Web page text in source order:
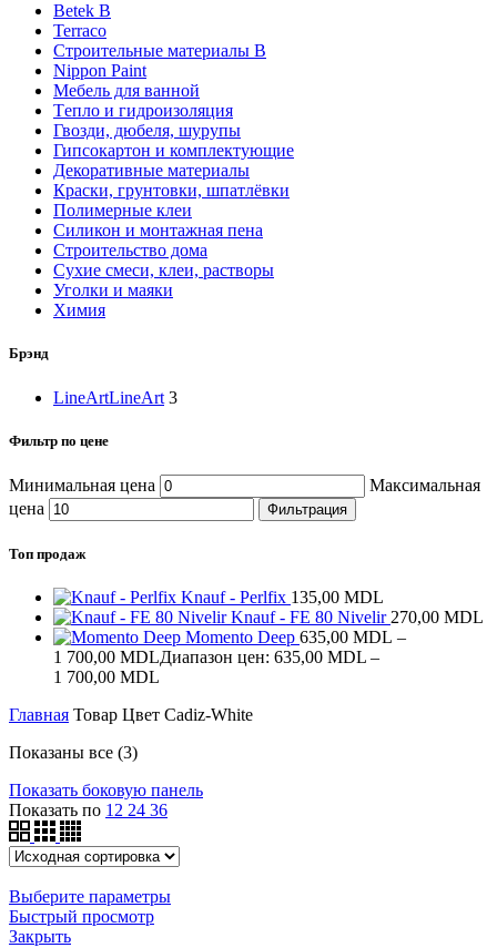
Betek B
Terraco
Строительные материалы В
Nippon Paint
Мебель для ванной
Tепло и гидроизоляция
Гвозди, дюбеля, шурупы
Гипсокартон и комплектующие
Декоративные материалы
Краски, грунтовки, шпатлёвки
Полимерные клеи
Силикон и монтажная пена
Строительство дома
Сухие смеси, клеи, растворы
Уголки и маяки
Химия
Брэнд
LineArtLineArt 3
Фильтр по цене
Минимальная цена
Максимальная
цена
Фильтрация
Топ продаж
Knauf - Perlfix 135,00 MDL
Knauf - FE 80 Nivelir 270,00 MDL
Momento Deep 635,00 MDL –
1 700,00 MDLДиапазон цен: 635,00 MDL –
1 700,00 MDL
Главная Товар Цвет Cadiz-White
Показаны все (3)
Показать боковую панель
Показать по 12 24 36
Выберите параметры
Быстрый просмотр
Закрыть